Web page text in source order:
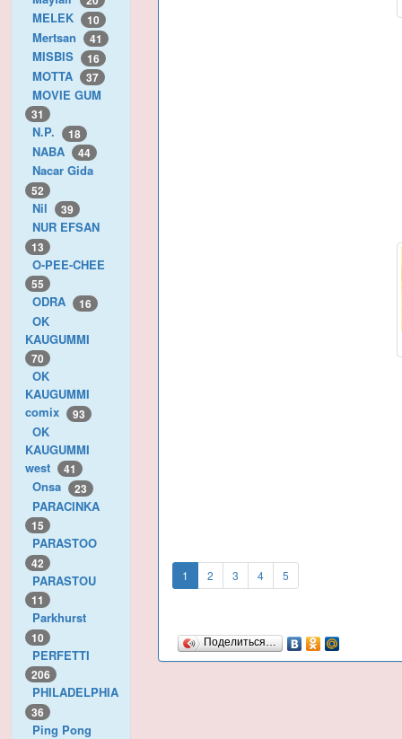
MELEK 10
Mertsan 41
MISBIS 16
MOTTA 37
MOVIE GUM
31
N.P. 18
NABA 44
Nacar Gida
52
Nil 39
NUR EFSAN
13
O-PEE-CHEE
55
ODRA 16
OK
KAUGUMMI
70
OK
KAUGUMMI
comix
93
OK
KAUGUMMI
west
41
Onsa 23
PARACINKA
15
PARASTOO
42
PARASTOU
11
Parkhurst
10
PERFETTI
206
PHILADELPHIA
36
Ping Pong
1 2 3 4 5
Поделиться…